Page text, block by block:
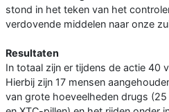
stond in het teken van het
verdovende middelen naar onze
Resultaten
In totaal zijn er tijdens de actie 40
Hierbij zijn 17 mensen
van grote hoeveelheden drugs